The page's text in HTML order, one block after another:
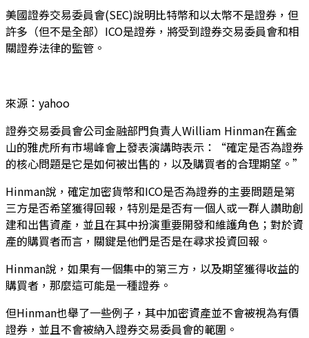
美國證券交易委員會(SEC)說明比特幣和以太幣不是證券，但
許多（但不是全部）ICO是證券，將受到證券交易委員會和相
關證券法律的監管。
來源：yahoo
證券交易委員會公司金融部門負責人William Hinman在舊金
山的雅虎所有市場峰會上發表演講時表示：“確定是否為證券
的核心問題是它是如何被出售的，以及購買者的合理期望。”
Hinman說，確定加密貨幣和ICO是否為證券的主要問題是第
三方是否希望獲得回報，特別是是否有一個人或一群人讚助創
建和出售資產，並且在其中扮演重要開發和維護角色；對於資
產的購買者而言，關鍵是他們是否是在尋求投資回報。
Hinman說，如果有一個集中的第三方，以及期望獲得收益的
購買者，那麼這可能是一種證券。
但Hinman也舉了一些例子，其中加密資產並不會被視為有價
證券，並且不會被納入證券交易委員會的範圍。